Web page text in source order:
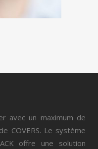
avec un maximum de
COVERS. Le système
offre une solution